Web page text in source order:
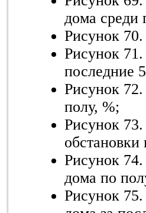
дома среди
Рисунок
Рисунок
последние
Рисунок 72.
полу, %;
Рисунок
Рисунок
дома по
Рисунок